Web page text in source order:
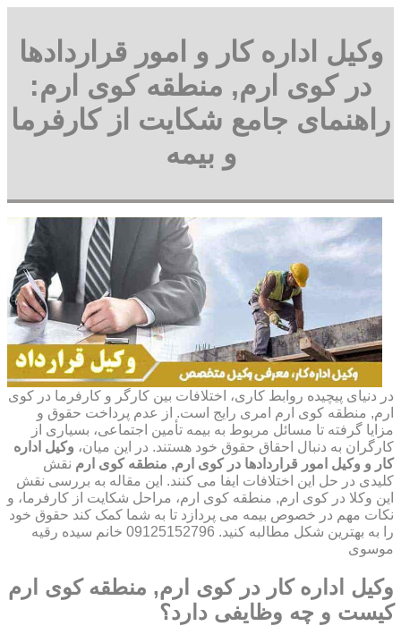
وکیل اداره کار و امور قراردادها
در کوی ارم, منطقه کوی ارم:
راهنمای جامع شکایت از کارفرما
و بیمه
در دنیای پیچیده روابط کاری، اختلافات بین کارگر و کارفرما در کوی
ارم, منطقه کوی ارم امری رایج است. از عدم پرداخت حقوق و
مزایا گرفته تا مسائل مربوط به بیمه تأمین اجتماعی، بسیاری از
کارگران به دنبال احقاق حقوق خود هستند. در این میان، وکیل اداره
کار و وکیل امور قراردادها در کوی ارم, منطقه کوی ارم نقش
کلیدی در حل این اختلافات ایفا می کنند. این مقاله به بررسی نقش
این وکلا در کوی ارم, منطقه کوی ارم، مراحل شکایت از کارفرما، و
نکات مهم در خصوص بیمه می پردازد تا به شما کمک کند حقوق خود
را به بهترین شکل مطالبه کنید. 09125152796 خانم سیده رقیه
موسوی
وکیل اداره کار در کوی ارم, منطقه کوی ارم
کیست و چه وظایفی دارد؟